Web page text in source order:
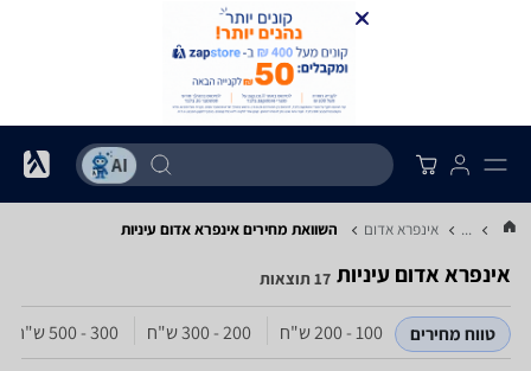
... אינפרא אדום השוואת מחירים אינפרא אדום ‏עיניות
אינפרא אדום ‏עיניות 17 תוצאות
טווח מחירים 100 - 200‏ ש"ח 200 - 300‏ ש"ח 300 - 500‏ ש"ח